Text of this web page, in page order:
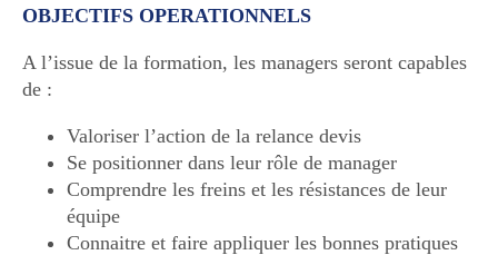
OBJECTIFS OPERATIONNELS
A l’issue de la formation, les managers seront capables
de :
Valoriser l’action de la relance devis
Se positionner dans leur rôle de manager
Comprendre les freins et les résistances de leur
équipe
Connaitre et faire appliquer les bonnes pratiques